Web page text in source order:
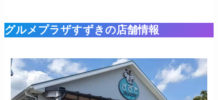
グルメプラザすずきの店舗情報